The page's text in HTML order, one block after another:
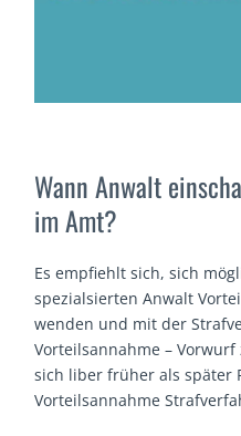
Wann Anwalt
im Amt?
Es empfiehlt sich, sich
spezialsierten Anwalt
wenden und mit der
Vorteilsannahme –
sich liber früher als später
Vorteilsannahme